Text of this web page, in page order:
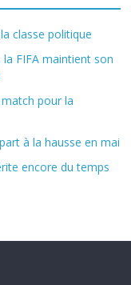
classe politique
la FIFA maintient son
pour la
à la hausse en mai
encore du temps